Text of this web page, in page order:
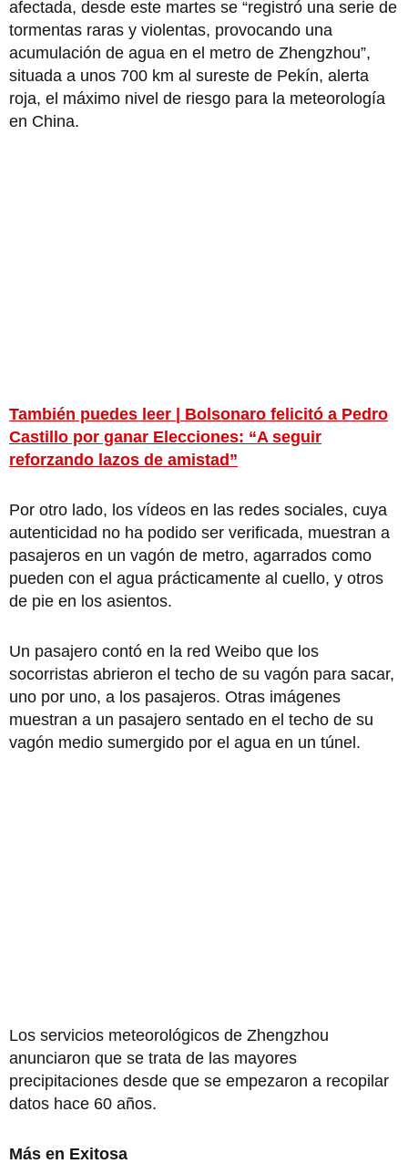
afectada, desde este martes se “registró una serie de
tormentas raras y violentas, provocando una
acumulación de agua en el metro de Zhengzhou”,
situada a unos 700 km al sureste de Pekín, alerta
roja, el máximo nivel de riesgo para la meteorología
en China.
También puedes leer | Bolsonaro felicitó a Pedro
Castillo por ganar Elecciones: “A seguir
reforzando lazos de amistad”
Por otro lado, los vídeos en las redes sociales, cuya
autenticidad no ha podido ser verificada, muestran a
pasajeros en un vagón de metro, agarrados como
pueden con el agua prácticamente al cuello, y otros
de pie en los asientos.
Un pasajero contó en la red Weibo que los
socorristas abrieron el techo de su vagón para sacar,
uno por uno, a los pasajeros. Otras imágenes
muestran a un pasajero sentado en el techo de su
vagón medio sumergido por el agua en un túnel.
Los servicios meteorológicos de Zhengzhou
anunciaron que se trata de las mayores
precipitaciones desde que se empezaron a recopilar
datos hace 60 años.
Más en Exitosa